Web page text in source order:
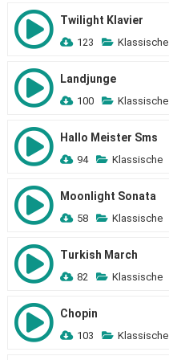
Twilight Klavier
123 Klassische
Landjunge
100 Klassische
Hallo Meister Sms
94 Klassische
Moonlight Sonata
58 Klassische
Turkish March
82 Klassische
Chopin
103 Klassische